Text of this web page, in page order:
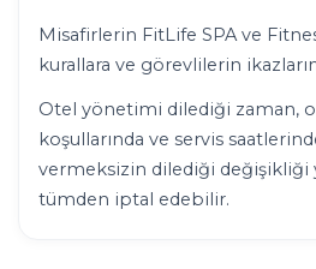
Misafirlerin FitLife SPA ve
kurallara ve görevlilerin
Otel yönetimi dilediği zaman,
koşullarında ve servis
vermeksizin dilediği değişikliği
tümden iptal edebilir.